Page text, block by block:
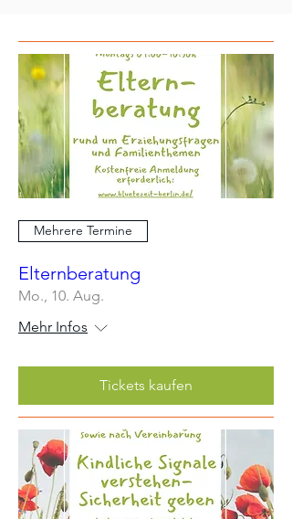
Mehrere Termine
Elternberatung
Mo., 10. Aug.
Mehr Infos
Tickets kaufen